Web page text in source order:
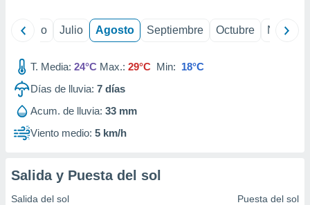
Junio Julio Agosto Septiembre Octubre
T. Media: 24°C Max.: 29°C Min: 18°C
Días de lluvia: 7 días
Acum. de lluvia: 33 mm
Viento medio: 5 km/h
Salida y Puesta del sol
Salida del sol Puesta del sol